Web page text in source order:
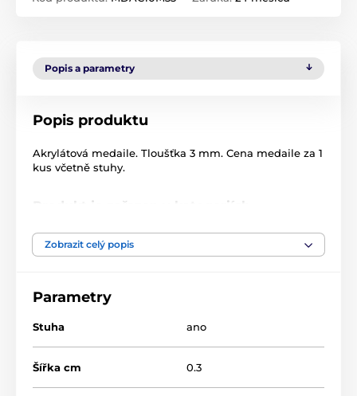
Popis a parametry
Popis produktu
Akrylátová medaile. Tloušťka 3 mm. Cena medaile za 1
kus včetně stuhy.
Produkt je zařazen v kategoriích
Jezdectví
Zobrazit celý popis
Parametry
Stuha ano
Šířka cm 0.3